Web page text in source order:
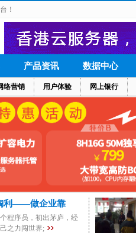
！
络营销 用户体验 网上银行
产品资讯 数据中心
利——做企业靠
程序员，初出茅庐，经
之力闯世界;